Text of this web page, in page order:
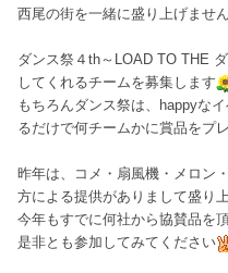
西尾の街を一緒に盛り上げませ
ダンス祭４th～LOAD TO THE
してくれるチームを募集します
もちろんダンス祭は、happyな
るだけで何チームかに賞品をプ
昨年は、コメ・扇風機・メロン
方による提供がありまして盛り
今年もすでに何社から協賛品を
是非とも参加してみてください